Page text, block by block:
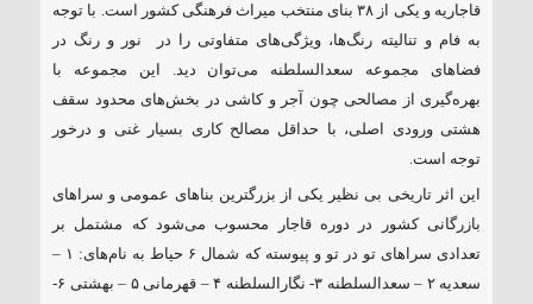
قاجاریه و یکی از ۳۸ بنای منتخب میراث فرهنگی کشور است. با توجه
به فام و تنالیته رنگ‌ها، ویژگی‌های متفاوتی را در نور و رنگ در
فضاهای مجموعه سعدالسلطنه می‌توان دید. این مجموعه با
بهره‌گیری از مصالحی چون آجر و کاشی در بخش‌های محدود سقف
هشتی ورودی اصلی، با حداقل مصالح کاری بسیار غنی و درخور
توجه است.
این اثر تاریخی بی نظیر یکی از بزرگترین بناهای عمومی و سراهای
بازرگانی کشور در دوره قاجار محسوب می‌شود که مشتمل بر
تعدادی سراهای تو در تو و پیوسته که شمال ۶ حیاط به نام‌های: ۱ –
سعدیه ۲ – سعدالسلطنه ۳- نگارالسلطنه ۴ – قهرمانی ۵ – بهشتی ۶-